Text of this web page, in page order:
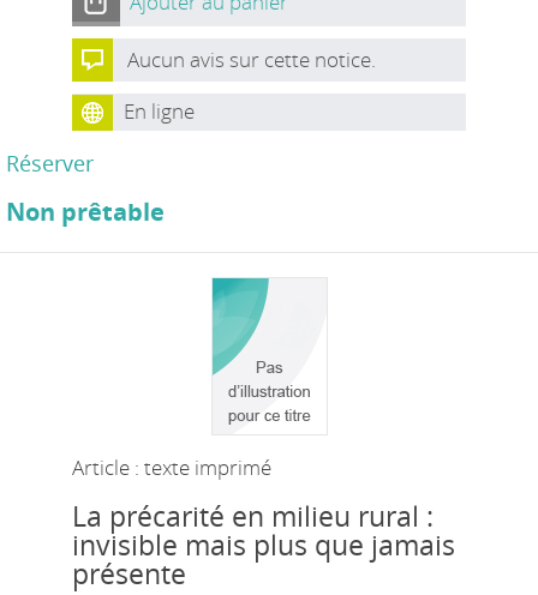
Aucun avis sur cette notice.
En ligne
Réserver
Non prêtable
Article : texte imprimé
La précarité en milieu rural :
invisible mais plus que jamais
présente